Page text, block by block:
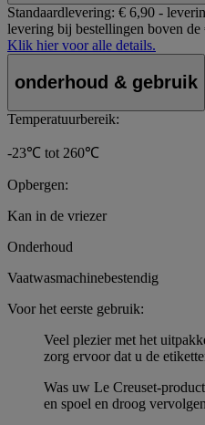
Standaardlevering: € 6,90 -
levering bij bestellingen boven de
Klik hier voor alle details.
onderhoud & gebruik
Temperatuurbereik:
-23℃ tot 260℃
Opbergen:
Kan in de vriezer
Onderhoud
Vaatwasmachinebestendig
Voor het eerste gebruik:
Veel plezier met het
zorg ervoor dat u de
Was uw Le Creuset-
en spoel en droog